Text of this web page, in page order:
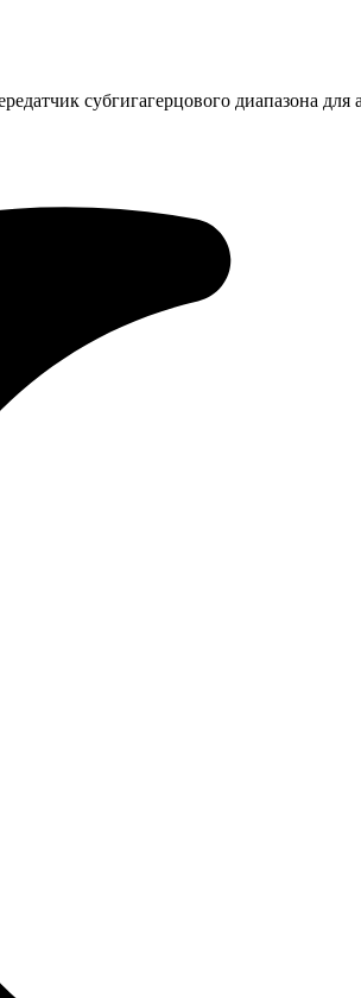
субгигагерцового диапазона для